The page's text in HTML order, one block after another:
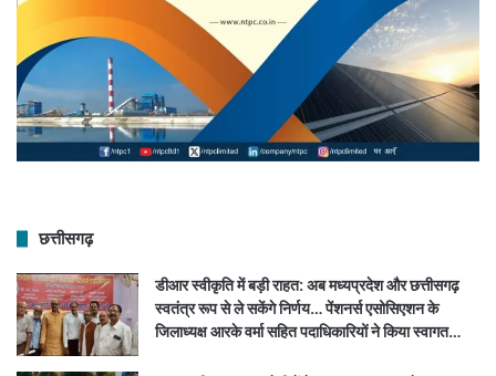
छत्तीसगढ़
डीआर स्वीकृति में बड़ी राहत: अब मध्यप्रदेश और छत्तीसगढ़
स्वतंत्र रूप से ले सकेंगे निर्णय… पेंशनर्स एसोसिएशन के
जिलाध्यक्ष आरके वर्मा सहित पदाधिकारियों ने किया स्वागत…